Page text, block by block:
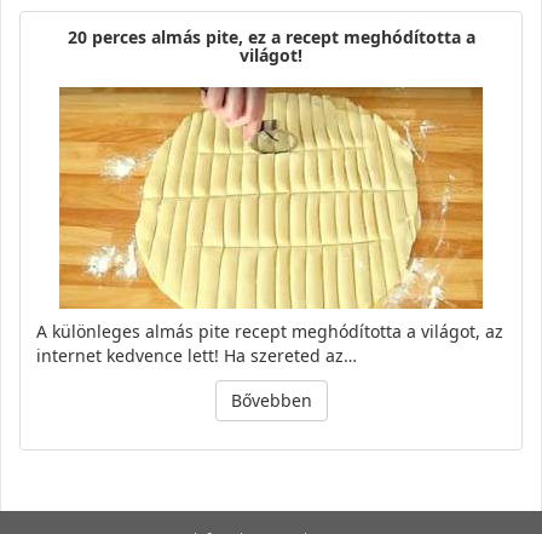
20 perces almás pite, ez a recept meghódította a
világot!
A különleges almás pite recept meghódította a világot, az
internet kedvence lett! Ha szereted az…
Bővebben